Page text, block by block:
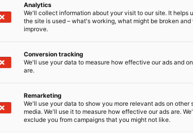
en ander voor procespartijen veranderd
Analytics
We'll collect information about your visit to our site. It helps
the site is used – what's working, what might be broken
improve.
Conversion tracking
We'll use your data to measure how effective our ads and
are.
Remarketing
We'll use your data to show you more relevant ads on other
media. We'll use it to measure how effective our ads are.
exclude you from campaigns that you might not like.